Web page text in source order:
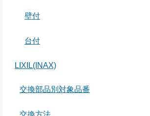
壁付
台付
LIXIL(INAX)
交換部品別対象品番
交換方法